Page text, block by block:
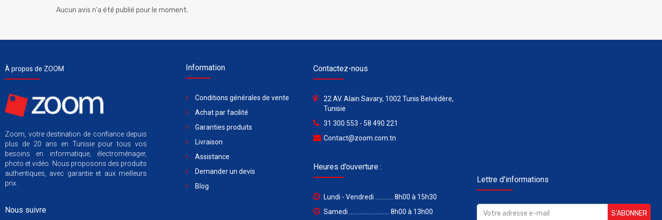
Aucun avis n'a été publié pour le moment.
À propos de ZOOM
Zoom, votre destination de confiance depuis
plus de 20 ans en Tunisie pour tous vos
besoins en informatique, électroménager,
photo et vidéo. Nous proposons des produits
authentiques, avec garantie et aux meilleurs
prix.
Nous suivre
Information
Conditions générales de vente
Achat par facilité
Garanties produits
Livraison
Assistance
Demander un devis
Blog
Contactez-nous
22 AV. Alain Savary, 1002 Tunis Belvédère,
Tunisie
31 300 553 - 58 490 221
Contact@zoom.com.tn
Heures d’ouverture :
Lundi - Vendredi ............ 8h00 à 15h30
Samedi ........................... 8h00 à 13h00
Lettre d'informations
S’ABONNER